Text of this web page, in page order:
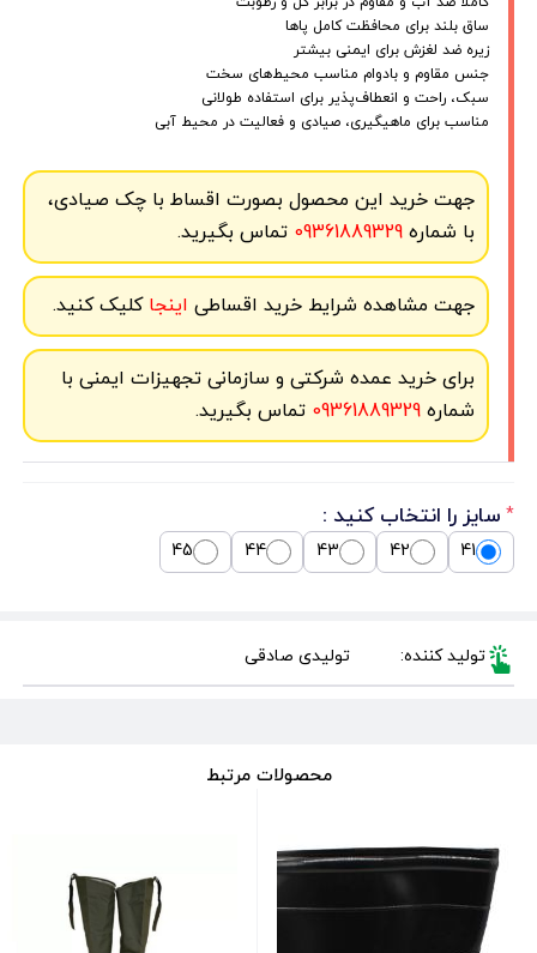
ساق بلند برای محافظت کامل پاها
زیره ضد لغزش برای ایمنی بیشتر
جنس مقاوم و بادوام مناسب محیط‌های سخت
سبک، راحت و انعطاف‌پذیر برای استفاده طولانی
مناسب برای ماهیگیری، صیادی و فعالیت‌ در محیط آبی
جهت خرید این محصول بصورت اقساط با چک صیادی،
با شماره09361889329 تماس بگیرید.
جهت مشاهده شرایط خرید اقساطی اینجاکلیک کنید.
برای خرید عمده شرکتی و سازمانی تجهیزات ایمنی با
شماره09361889329 تماس بگیرید.
* سایز را انتخاب کنید :
41
42
43
44
45
تولید کننده: تولیدی صادقی
محصولات مرتبط